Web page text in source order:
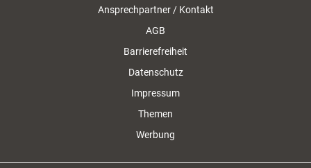
Ansprechpartner / Kontakt
AGB
Barrierefreiheit
Datenschutz
Impressum
Themen
Werbung